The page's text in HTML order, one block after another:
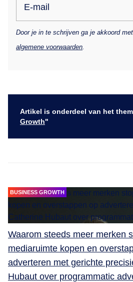
E-mail
Door je in te schrijven ga je akkoord
algemene voorwaarden
Artikel is onderdeel van het
Growth"
BUSINESS GROWTH
Waarom steeds meer merken
mediaruimte kopen en
adverteren met gerichte
Hubaut over programmatic